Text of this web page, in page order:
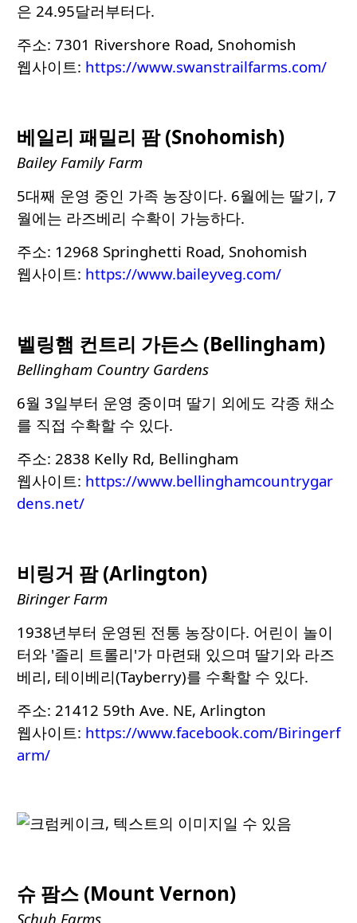
은 24.95달러부터다.
주소: 7301 Rivershore Road, Snohomish
웹사이트: https://www.swanstrailfarms.com/
베일리 패밀리 팜 (Snohomish)
Bailey Family Farm
5대째 운영 중인 가족 농장이다. 6월에는 딸기, 7
월에는 라즈베리 수확이 가능하다.
주소: 12968 Springhetti Road, Snohomish
웹사이트: https://www.baileyveg.com/
벨링햄 컨트리 가든스 (Bellingham)
Bellingham Country Gardens
6월 3일부터 운영 중이며 딸기 외에도 각종 채소
를 직접 수확할 수 있다.
주소: 2838 Kelly Rd, Bellingham
웹사이트: https://www.bellinghamcountrygar
dens.net/
비링거 팜 (Arlington)
Biringer Farm
1938년부터 운영된 전통 농장이다. 어린이 놀이
터와 '졸리 트롤리'가 마련돼 있으며 딸기와 라즈
베리, 테이베리(Tayberry)를 수확할 수 있다.
주소: 21412 59th Ave. NE, Arlington
웹사이트: https://www.facebook.com/Biringerf
arm/
슈 팜스 (Mount Vernon)
Schuh Farms